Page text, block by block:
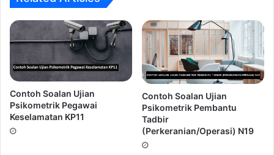
5.Over Confident! Terlalu yakin!.
dilakukan oleh calon-calon yang mempunyai keputusan
akademik yang cemerlang.
Ingin Dapatkan Rujukan Temuduga
Pegawai Penilaian W41???
Contoh Soalan Ujian
Psikometrik Pegawai
Keselamatan KP11
Contoh Soalan Ujian
Psikometrik Pembantu
Tadbir
(Perkeranian/Operasi) N19